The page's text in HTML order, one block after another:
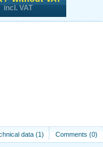
incl. VAT
data (1) Comments (0)